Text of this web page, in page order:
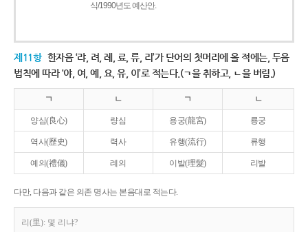
식/1990년도 예산안.
제11항 한자음 ‘랴, 려, 례, 료, 류, 리’가 단어의 첫머리에 올 적에는, 두음
법칙에 따라 ‘야, 여, 예, 요, 유, 이’로 적는다.(ㄱ을 취하고, ㄴ을 버림.)
ㄱ ㄴ ㄱ ㄴ
양심(良心) 량심 용궁(龍宮) 룡궁
역사(歷史) 력사 유행(流行) 류행
예의(禮儀) 례의 이발(理髮) 리발
다만, 다음과 같은 의존 명사는 본음대로 적는다.
리(里): 몇 리냐?